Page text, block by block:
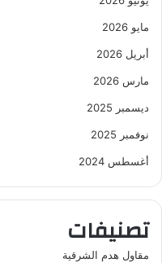
مايو 2026
أبريل 2026
مارس 2026
ديسمبر 2025
نوفمبر 2025
أغسطس 2024
تصنيفات
مقاول هدم الشرقية